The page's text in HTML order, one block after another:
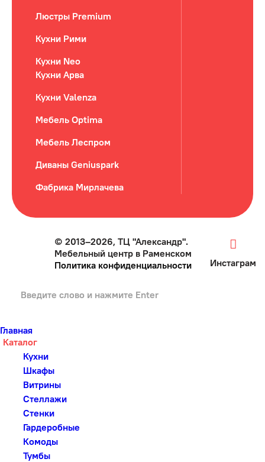
Люстры Premium
Кухни Рими
Кухни Neo
Кухни Арва
Кухни Valenza
Мебель Optima
Мебель Леспром
Диваны Geniuspark
Фабрика Мирлачева
© 2013–2026, ТЦ "Александр".
Мебельный центр в Раменском
Политика конфиденциальности
Инстаграм
Главная
Каталог
Кухни
Шкафы
Витрины
Стеллажи
Стенки
Гардеробные
Комоды
Тумбы